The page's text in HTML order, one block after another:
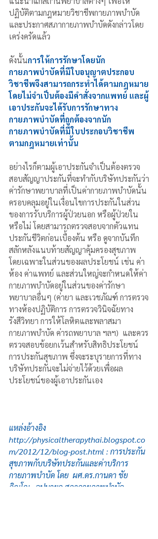
ปฏิบัติตามกฎหมายวิชาชีพกายภาพบำบัด
และประกาศสภากายภาพบำบัดดังกล่าวโดย
เคร่งครัดแล้ว
ดังนั้นการให้การรักษาโดยนัก
กายภาพบำบัดที่มีใบอนุญาตประกอบ
วิชาชีพจึงสามารถกระทำได้ตามกฎหมาย
โดยไม่จำเป็นต้องมีคำสั่งจากแพทย์ และผู้
เอาประกันจะได้รับการรักษาทาง
กายภาพบำบัดที่ถูกต้องจากนัก
กายภาพบำบัดที่มีใบประกอบวิชาชีพ
ตามกฎหมายเท่านั้น
อย่างไรก็ตามผู้เอาประกันจำเป็นต้องตรวจ
สอบสัญญาประกันที่จะทำกับบริษัทประกันว่า
ค่ารักษาพยาบาลที่เป็นค่ากายภาพบำบัดนั้น
ครอบคลุมอยู่ในเงื่อนไขการประกันในส่วน
ของการรับบริการผู้ป่วยนอก หรือผู้ป่วยใน
หรือไม่ โดยสามารถตรวจสอบจากตัวแทน
ประกันชีวิตก่อนเบื้องต้น หรือ ดูจากบันทึก
สลักหลังแนบท้ายสัญญาคุ้มครองสุขภาพ
โดยเฉพาะในส่วนของผลประโยชน์ เช่น ค่า
ห้อง ค่าแพทย์ และส่วนใหญ่จะกำหนดให้ค่า
กายภาพบำบัดอยู่ในส่วนของค่ารักษา
พยาบาลอื่นๆ (ค่ายา และเวชภัณฑ์ การตรวจ
ทางห้องปฏิบัติการ การตรวจวินิจฉัยทาง
รังสีวิทยา การให้โลหิตและพลาสมา
กายภาพบำบัด ค่ารถพยาบาล ฯลฯ)  และควร
ตรวจสอบข้อยกเว้นสำหรับสิทธิประโยชน์
การประกันสุขภาพ ซึ่งจะระบุรายการที่ทาง
บริษัทประกันจะไม่จ่ายไว้ด้วยเพื่อผล
ประโยชน์ของผู้เอาประกันเอง
แหล่งอ้างอิง
http://physicaltherapythai.blogspot.co
m/2012/12/blog-post.html : การประกัน
สุขภาพกับบริษัทประกันและค่าบริการ
กายภาพบำบัด โดย  ผศ.ดร.กานดา ชัย
ภิญโญ,  อุปนายก สภากายภาพบำบัด